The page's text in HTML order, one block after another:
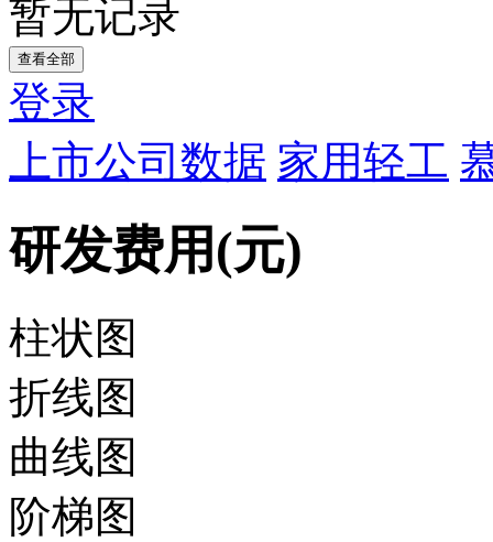
暂无记录
查看全部
登录
上市公司数据 家用轻工
研发费用(元)
柱状图
折线图
曲线图
阶梯图